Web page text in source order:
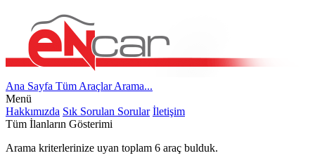
Ana Sayfa Tüm AraçlarArama...
Menü
Hakkımızda Sık Sorulan Sorular İletişim
Tüm İlanların Gösterimi
Arama kriterlerinize uyan toplam 6 araç bulduk.